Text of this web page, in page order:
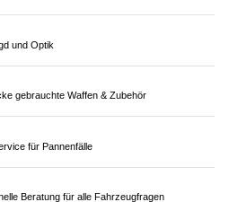
und Optik
gebrauchte Waffen & Zubehör
für Pannenfälle